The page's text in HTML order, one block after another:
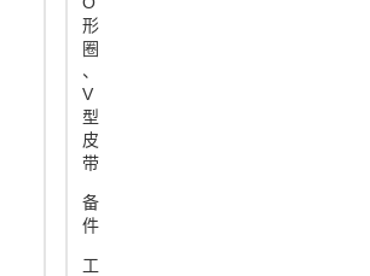
形
圈
、
V
型
皮
带
备
件
工